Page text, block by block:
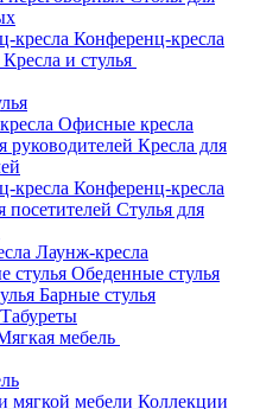
Конференц-кресла
Кресла и стулья
Офисные кресла
Кресла для
Конференц-кресла
Стулья для
Лаунж-кресла
Обеденные стулья
Барные стулья
Табуреты
мебель
Коллекции